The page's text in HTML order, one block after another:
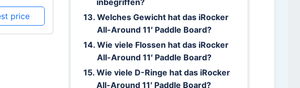
price
inbegriffen?
Welches Gewicht hat das iRocker
All-Around 11′ Paddle Board?
Wie viele Flossen hat das iRocker
All-Around 11′ Paddle Board?
Wie viele D-Ringe hat das iRocker
All-Around 11′ Paddle Board?